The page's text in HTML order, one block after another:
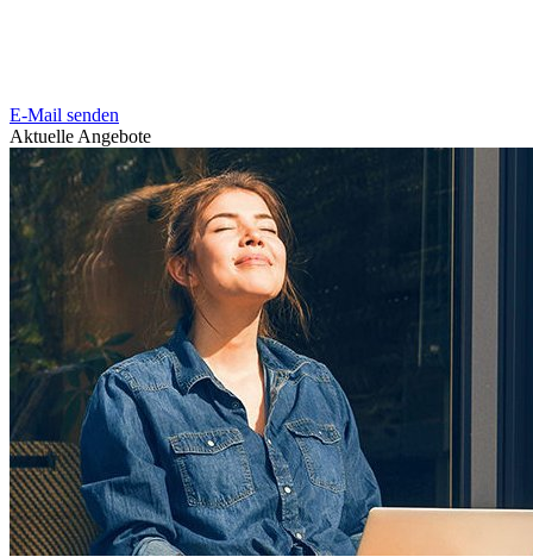
E-Mail senden
Aktuelle Angebote